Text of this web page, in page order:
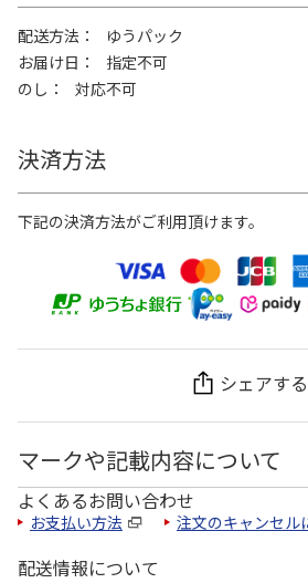
配送方法
ゆうパック
お届け日
指定不可
のし
対応不可
決済方法
下記の決済方法がご利用頂けます。
シェアする
マークや記載内容について
よくあるお問い合わせ
お支払い方法 注文のキャンセル
配送情報について